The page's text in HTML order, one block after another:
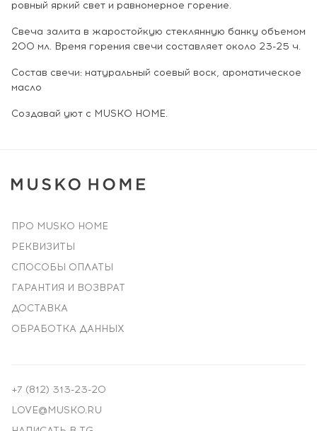
ровный яркий свет и равномерное горение.
Свеча залита в жаростойкую стеклянную банку объемом
200 мл. Время горения свечи составляет около 23-25 ч.
Состав свечи: натуральный соевый воск, ароматическое
масло
Создавай уют с MUSKO HOME.
ПРО MUSKO HOME
РЕКВИЗИТЫ
СПОСОБЫ ОПЛАТЫ
ГАРАНТИЯ И ВОЗВРАТ
ДОСТАВКА
ОБРАБОТКА ДАННЫХ
+7 (812) 313-23-20
LOVE@MUSKO.RU